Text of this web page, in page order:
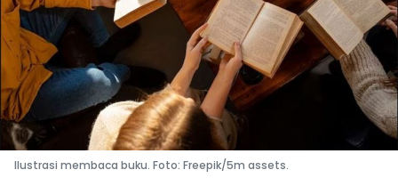
Ilustrasi membaca buku. Foto: Freepik/5m assets.